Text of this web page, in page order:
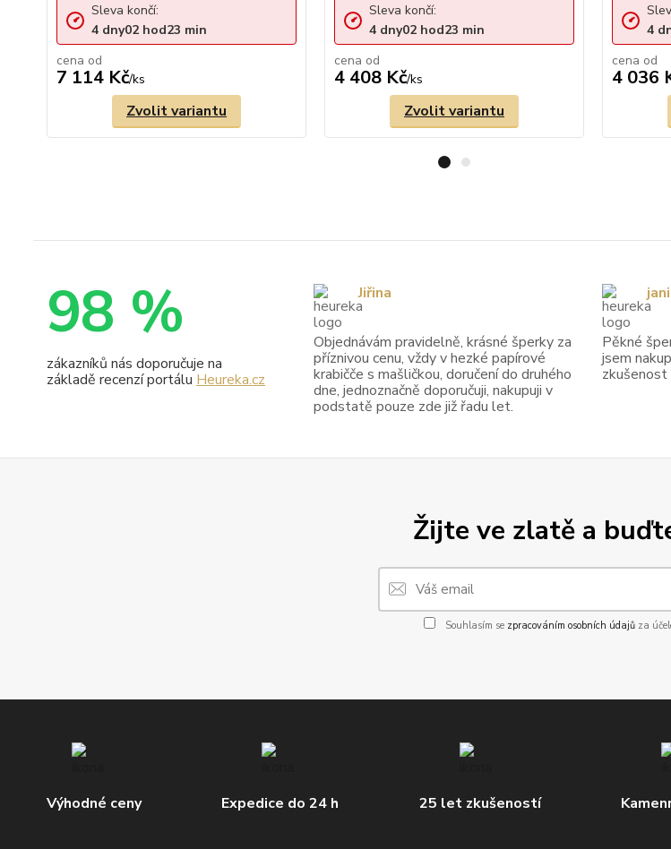
cena od
7 114 Kč/ks
Sleva končí:
4 dny02 hod23 min
Zvolit variantu
cena od
4 408 Kč/ks
Sleva končí:
4 dny02 hod23 min
Zvolit variantu
cena od
4 036
4
Žijte ve zlatě a
Souhlasím se zpracováním osobních údajůza
Výhodné ceny Expedice do 24 h 25 let zkušeností
98 %
zákazníků nás doporučuje na
základě recenzí portálu Heureka.cz
Objednávám pravidelně, krásné šperky za
příznivou cenu, vždy v hezké papírové
krabičče s mašličkou, doručení do druhého
dne, jednoznačně doporučuji, nakupuji v
podstatě pouze zde již řadu let.
Jiřina
Pěkné
jsem
zkušenost